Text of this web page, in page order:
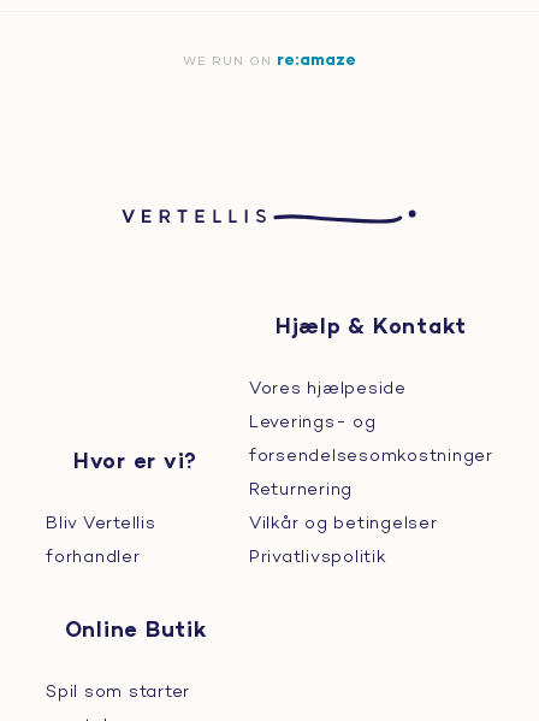
WE RUN ON re:amaze
Hvor er vi?
Bliv Vertellis
forhandler
Online Butik
Spil som starter
Hjælp & Kontakt
Vores hjælpeside
Leverings- og
forsendelsesomkostninger
Returnering
Vilkår og betingelser
Privatlivspolitik